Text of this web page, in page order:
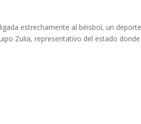
estrechamente al béisbol, un
Zulia, representativo del estado